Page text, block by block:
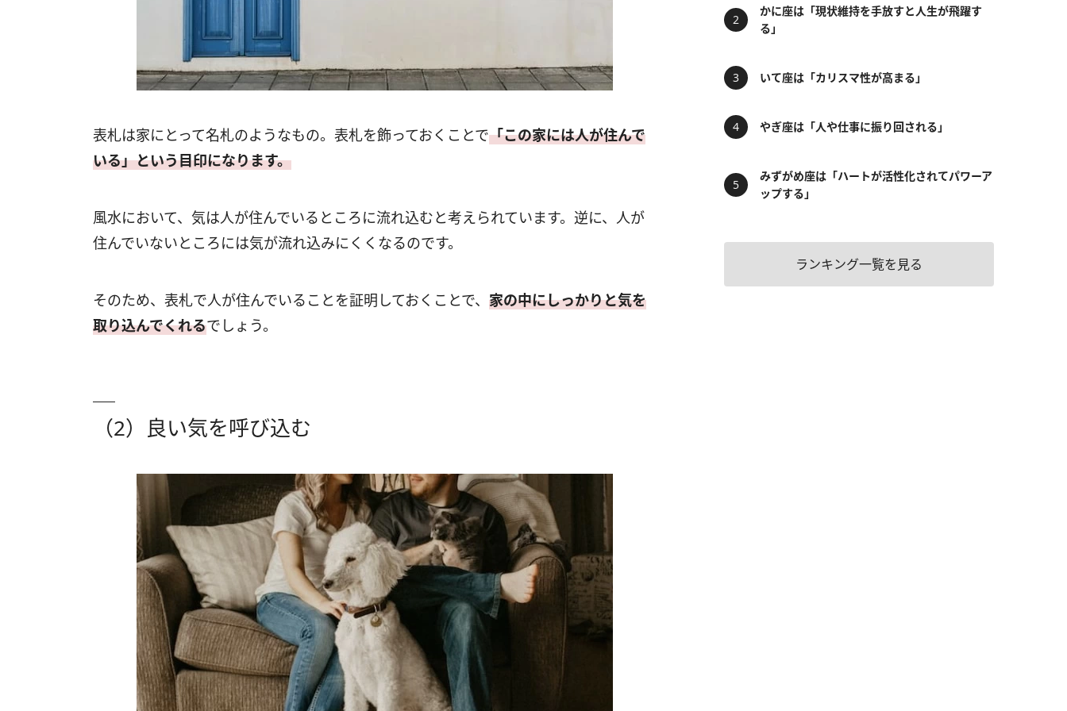
表札は家にとって名札のようなもの。表札を飾っておくことで「この家には人が住んで
いる」という目印になります。
風水において、気は人が住んでいるところに流れ込むと考えられています。逆に、人が
住んでいないところには気が流れ込みにくくなるのです。
そのため、表札で人が住んでいることを証明しておくことで、 家の中にしっかりと気を
取り込んでくれるでしょう。
（2）良い気を呼び込む
かに座は「現状維持を手放すと人生が飛躍す
る」
いて座は「カリスマ性が高まる」
やぎ座は「人や仕事に振り回される」
みずがめ座は「ハートが活性化されてパワーア
ップする」
ランキング一覧を見る